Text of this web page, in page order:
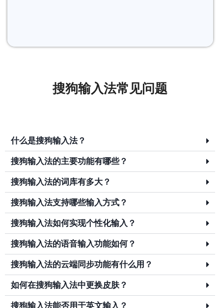
搜狗输入法常见问题
什么是搜狗输入法？
搜狗输入法的主要功能有哪些？
搜狗输入法的词库有多大？
搜狗输入法支持哪些输入方式？
搜狗输入法如何实现个性化输入？
搜狗输入法的语音输入功能如何？
搜狗输入法的云端同步功能有什么用？
如何在搜狗输入法中更换皮肤？
搜狗输入法能否用于英文输入？